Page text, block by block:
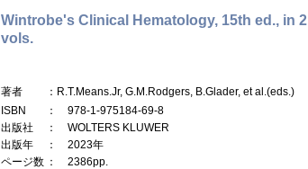
Wintrobe's Clinical Hematology, 15th ed., in 2
vols.
著者
：R.T.Means.Jr, G.M.Rodgers, B.Glader, et al.(eds.)
ISBN
： 978-1-975184-69-8
出版社
： WOLTERS KLUWER
出版年
： 2023年
ページ数 ： 2386pp.